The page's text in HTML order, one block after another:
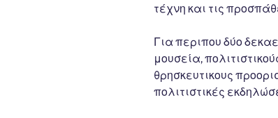
τέχνη και τις
Για περιπου δύο
μουσεία,
θρησκευτικους
πολιτιστικές